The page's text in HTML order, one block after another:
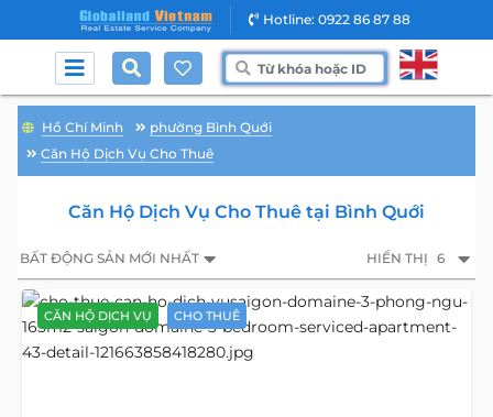
Hotline: 0922 86 87 88
Hồ Chí Minh
phường Bình Quới
Căn Hộ Dịch Vụ Cho Thuê
Căn Hộ Dịch Vụ Cho Thuê tại Bình Quới
BẤT ĐỘNG SẢN MỚI NHẤT HIỂN THỊ 6
CĂN HỘ DỊCH VỤ CHO THUÊ